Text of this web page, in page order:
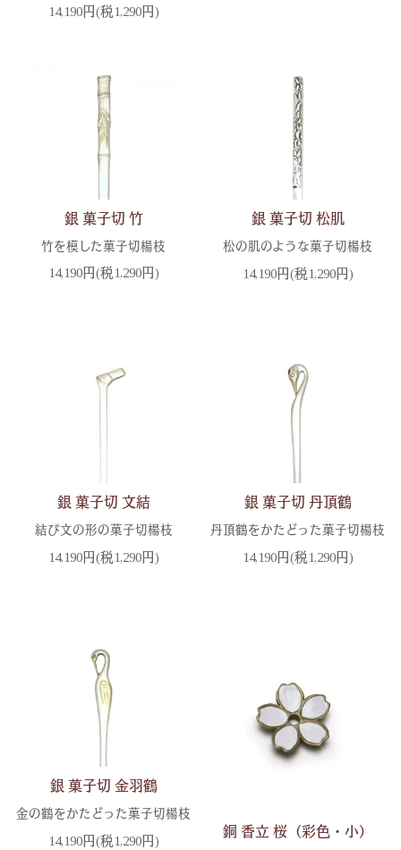
14,190円(税1,290円)
銀 菓子切 竹
竹を模した菓子切楊枝
14,190円(税1,290円)
銀 菓子切 松肌
松の肌のような菓子切楊枝
14,190円(税1,290円)
銀 菓子切 文結
結び文の形の菓子切楊枝
14,190円(税1,290円)
銀 菓子切 丹頂鶴
丹頂鶴をかたどった菓子切楊枝
14,190円(税1,290円)
銀 菓子切 金羽鶴
金の鶴をかたどった菓子切楊枝
14,190円(税1,290円)
銅 香立 桜（彩色・小）